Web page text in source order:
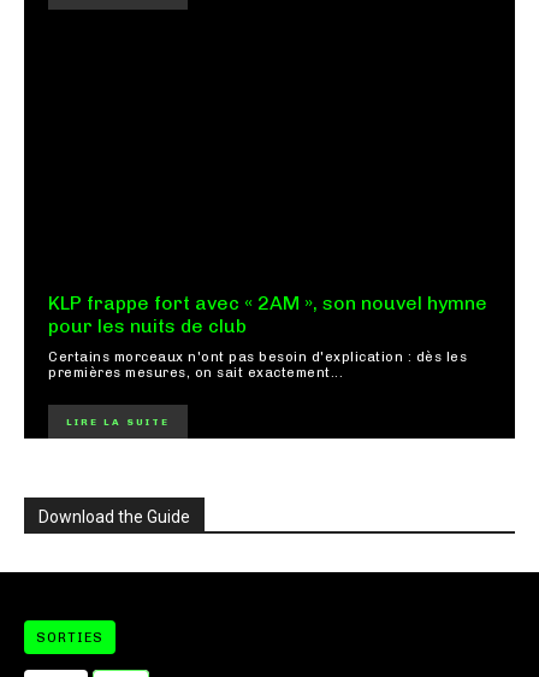
KLP frappe fort avec « 2AM », son nouvel hymne
pour les nuits de club
Certains morceaux n'ont pas besoin d'explication : dès les
premières mesures, on sait exactement...
LIRE LA SUITE
Download the Guide
SORTIES